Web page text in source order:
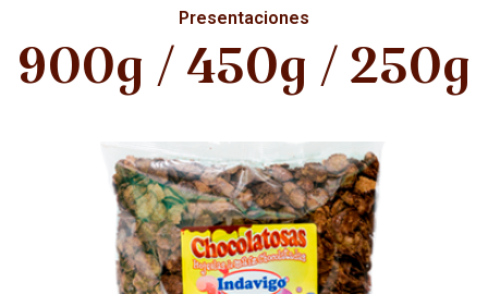
Presentaciones
900g / 450g / 250g